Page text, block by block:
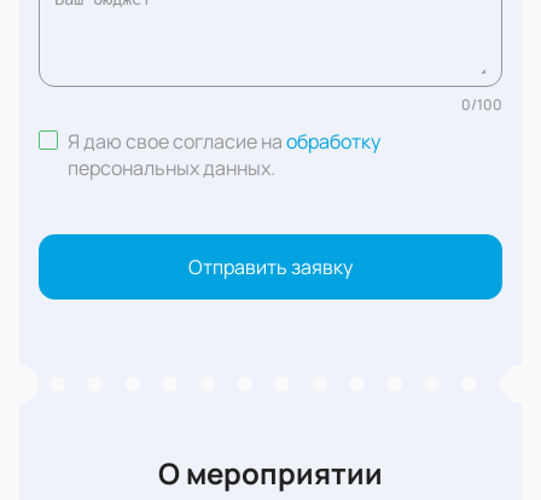
0/100
Я даю свое согласие наобработку
персональных данных.
Отправить заявку
О мероприятии